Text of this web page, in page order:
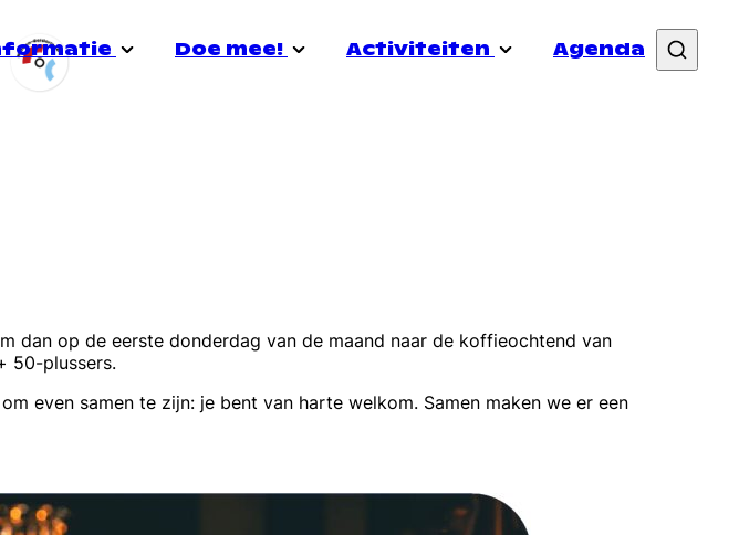
Doe mee! Activiteiten Agenda
dan op de eerste donderdag van de maand naar de koffieochtend van
50-plussers.
even samen te zijn: je bent van harte welkom. Samen maken we er een